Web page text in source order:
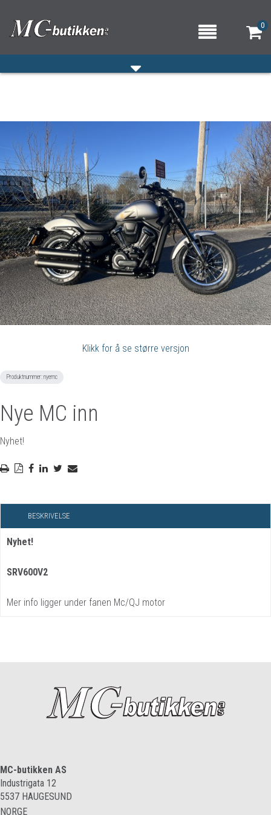
0
HJEM
VERKSTED
OM OSS/ÅPNINGSTIDER
KONTAKT OSS
Klikk for å se større versjon
Produktnummer:nyemc
Nye MC inn
Nyhet!
BESKRIVELSE
Nyhet!
SRV600V2
Mer info ligger under fanen Mc/QJ motor
MC-butikken AS
Industrigata 12
5537 HAUGESUND
NORGE